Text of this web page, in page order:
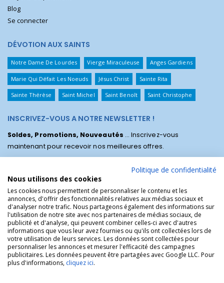
Blog
Se connecter
DÉVOTION AUX SAINTS
Notre Dame De Lourdes Vierge Miraculeuse Anges Gardiens
Marie Qui Défait Les Noeuds Jésus Christ Sainte Rita
Sainte Thérèse Saint Michel Saint Benoît Saint Christophe
INSCRIVEZ-VOUS A NOTRE NEWSLETTER !
Soldes, Promotions, Nouveautés ... Inscrivez-vous
maintenant pour recevoir nos meilleures offres.
La Boutique des Chrétiens © | La boutique religieuse chrétienne de
référence !.
Politique de confidentialité
Nous utilisons des cookies
Les cookies nous permettent de personnaliser le contenu et les
annonces, d'offrir des fonctionnalités relatives aux médias sociaux et
d'analyser notre trafic. Nous partageons également des informations sur
l'utilisation de notre site avec nos partenaires de médias sociaux, de
publicité et d'analyse, qui peuvent combiner celles-ci avec d'autres
informations que vous leur avez fournies ou qu'ils ont collectées lors de
votre utilisation de leurs services. Les données sont collectées pour
personnaliser les annonces et mesurer l'efficacité des campagnes
publicitaires. Les données peuvent être partagées avec Google LLC. Pour
plus d'informations, cliquez ici.